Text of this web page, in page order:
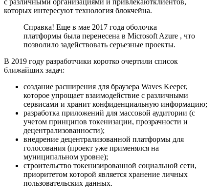
с различными организациями и привлекаютклиентов,
которых интересуют технология блокчейна.
Справка! Еще в мае 2017 года оболочка
платформы была перенесена в Microsoft Azure , что
позволило задействовать серьезные проекты.
В 2019 году разработчики коротко очертили список
ближайших задач:
создание расширения для браузера Waves Keeper,
которое упрощает взаимодействие с различными
сервисами и хранит конфиденциальную информацию;
разработка приложений для массовой аудитории (с
учетом принципов токенизации, прозрачности и
децентрализованности);
внедрение децентрализованной платформы для
голосования (проект уже применялся на
муниципальном уровне);
строительство токенизированной социальной сети,
приоритетом которой является хранение личных
пользовательских данных.